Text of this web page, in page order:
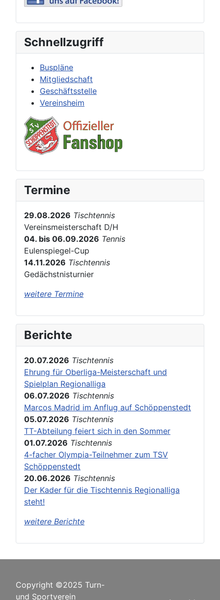
Schnellzugriff
Buspläne
Mitgliedschaft
Geschäftsstelle
Vereinsheim
Termine
29.08.2026 Tischtennis
Vereinsmeisterschaft D/H
04. bis 06.09.2026 Tennis
Eulenspiegel-Cup
14.11.2026 Tischtennis
Gedächstnisturnier
weitere Termine
Berichte
20.07.2026 Tischtennis
Ehrung für Oberliga-Meisterschaft und
Spielplan Regionalliga
06.07.2026 Tischtennis
Marcos Madrid im Anflug auf Schöppenstedt
05.07.2026 Tischtennis
TT-Abteilung feiert sich in den Sommer
01.07.2026 Tischtennis
4-facher Olympia-Teilnehmer zum TSV
Schöppenstedt
20.06.2026 Tischtennis
Der Kader für die Tischtennis Regionalliga
steht!
weitere Berichte
Copyright ©2025 Turn-
und Sportverein